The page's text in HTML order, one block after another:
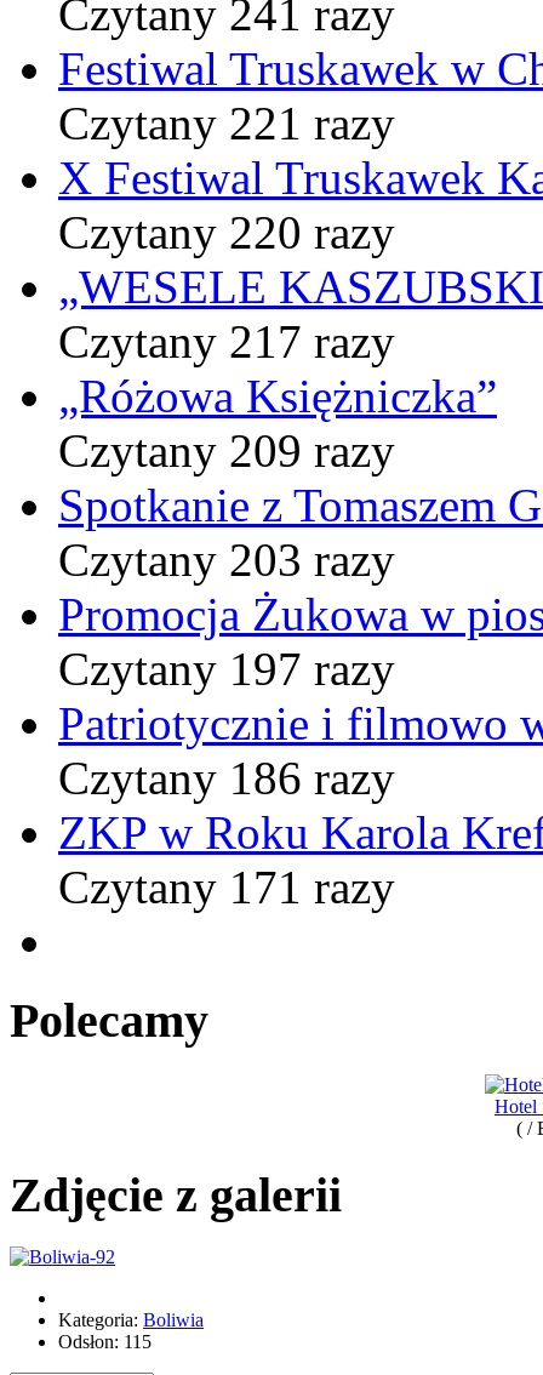
Czytany 241 razy
Festiwal Truskawek w
Czytany 221 razy
X Festiwal Truskawek
Czytany 220 razy
„WESELE
Czytany 217 razy
„Różowa Księżniczka”
Czytany 209 razy
Spotkanie z Tomaszem
Czytany 203 razy
Promocja Żukowa w
Czytany 197 razy
Patriotycznie i filmowo
Czytany 186 razy
ZKP w Roku Karola
Czytany 171 razy
Polecamy
Hotel
( /
Zdjęcie z galerii
Kategoria: Boliwia
Odsłon: 115